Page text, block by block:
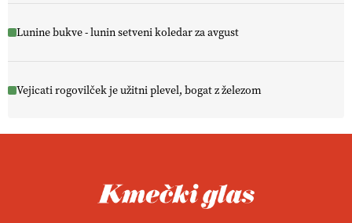
Lunine bukve - lunin setveni koledar za avgust
Vejicati rogovilček je užitni plevel, bogat z železom